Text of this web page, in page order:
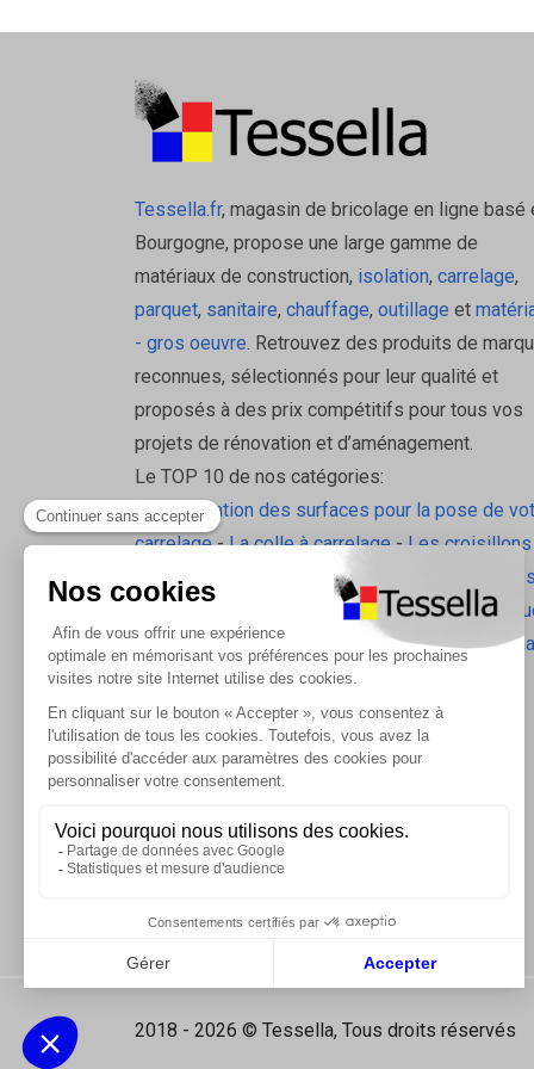
Tessella.fr, magasin de bricolage en ligne basé
Bourgogne, propose une large gamme de
matériaux de construction, isolation, carrelage,
parquet, sanitaire, chauffage, outillage et
- gros oeuvre. Retrouvez des produits de
reconnues, sélectionnés pour leur qualité et
proposés à des prix compétitifs pour tous vos
projets de rénovation et d’aménagement.
Le TOP 10 de nos catégories:
La préparation des surfaces pour la pose de
carrelage-La colle à carrelage- Les croisillons
pavilift
Le carrelage sol intérieur
Les
-L'isolation
Les accessoires d'isolation
-
Radiateurs
Les tablettes de douche
2018 - 2026 © Tessella, Tous droits réservés